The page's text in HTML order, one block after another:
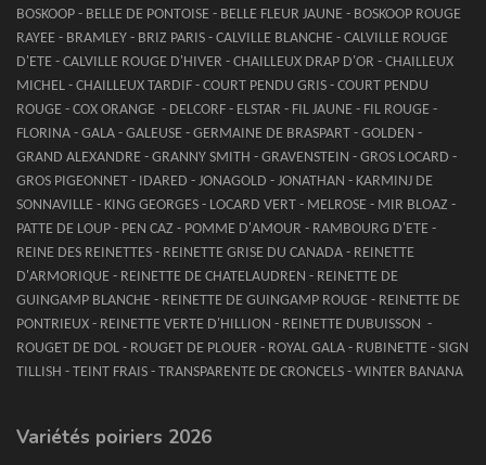
BOSKOOP - BELLE DE PONTOISE - BELLE FLEUR JAUNE - BOSKOOP ROUGE
RAYEE - BRAMLEY - BRIZ PARIS - CALVILLE BLANCHE - CALVILLE ROUGE
D'ETE - CALVILLE ROUGE D'HIVER - CHAILLEUX DRAP D'OR - CHAILLEUX
MICHEL - CHAILLEUX TARDIF - COURT PENDU GRIS - COURT PENDU
ROUGE - COX ORANGE - DELCORF - ELSTAR - FIL JAUNE - FIL ROUGE -
FLORINA - GALA - GALEUSE - GERMAINE DE BRASPART - GOLDEN -
GRAND ALEXANDRE - GRANNY SMITH - GRAVENSTEIN - GROS LOCARD -
GROS PIGEONNET - IDARED - JONAGOLD - JONATHAN - KARMINJ DE
SONNAVILLE - KING GEORGES - LOCARD VERT - MELROSE - MIR BLOAZ -
PATTE DE LOUP - PEN CAZ - POMME D'AMOUR - RAMBOURG D'ETE -
REINE DES REINETTES - REINETTE GRISE DU CANADA - REINETTE
D'ARMORIQUE - REINETTE DE CHATELAUDREN - REINETTE DE
GUINGAMP BLANCHE - REINETTE DE GUINGAMP ROUGE - REINETTE DE
PONTRIEUX - REINETTE VERTE D'HILLION - REINETTE DUBUISSON -
ROUGET DE DOL - ROUGET DE PLOUER - ROYAL GALA - RUBINETTE - SIGN
TILLISH - TEINT FRAIS - TRANSPARENTE DE CRONCELS - WINTER BANANA
Variétés poiriers 2026